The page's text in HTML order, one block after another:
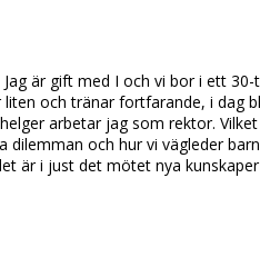
är gift med I och vi bor i ett
och tränar fortfarande, i dag
arbetar jag som rektor.
och hur vi vägleder
är i just det mötet nya